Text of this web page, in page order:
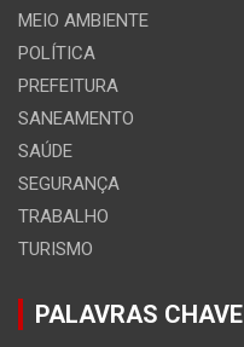
MEIO AMBIENTE
POLÍTICA
PREFEITURA
SANEAMENTO
SAÚDE
SEGURANÇA
TRABALHO
TURISMO
PALAVRAS CHAVE